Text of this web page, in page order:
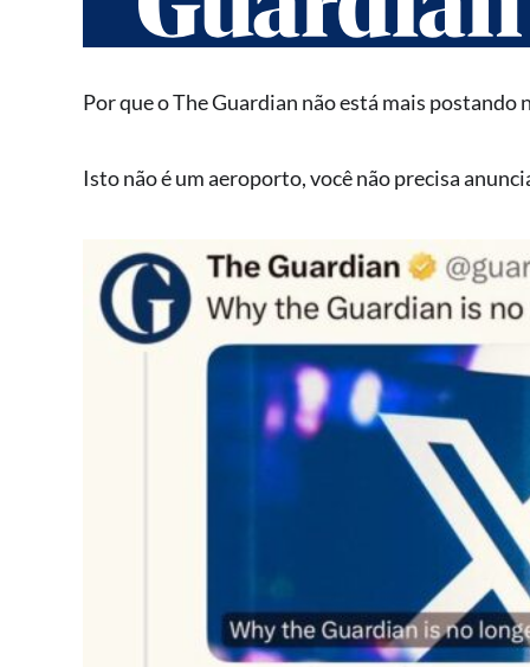
Por que o The Guardian não está mais postando
Isto não é um aeroporto, você não precisa